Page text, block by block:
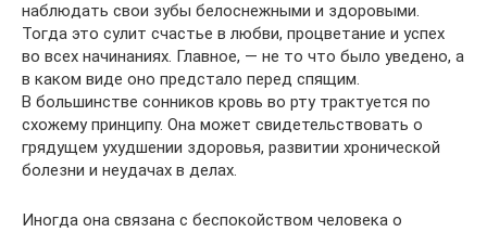
наблюдать свои зубы белоснежными и здоровыми.
Тогда это сулит счастье в любви, процветание и успех
во всех начинаниях. Главное, — не то что было уведено, а
в каком виде оно предстало перед спящим.
В большинстве сонников кровь во рту трактуется по
схожему принципу. Она может свидетельствовать о
грядущем ухудшении здоровья, развитии хронической
болезни и неудачах в делах.
Иногда она связана с беспокойством человека о